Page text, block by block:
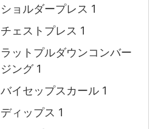
ショルダープレス 1
チェストプレス 1
ラットプルダウンコンバー
ジング 1
バイセップスカール 1
ディップス 1